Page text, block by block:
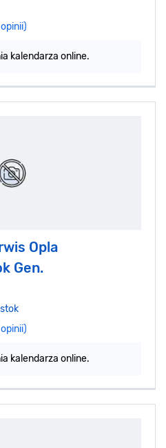
kalendarza online.
Opla
Gen.
kalendarza online.